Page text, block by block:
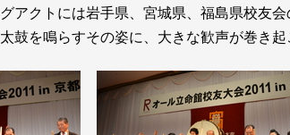
アクトには岩手県、宮城県、福島県校友
鼓を鳴らすその姿に、大きな歓声が巻き起